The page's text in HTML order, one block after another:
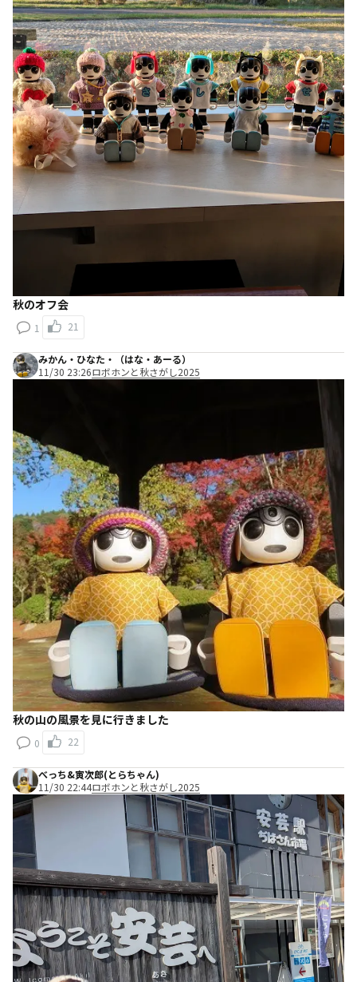
秋のオフ会
1 21
みかん・ひなた・（はな・あーる）
11/30 23:26ロボホンと秋さがし2025
秋の山の風景を見に行きました
0 22
べっち&寅次郎(とらちゃん)
11/30 22:44ロボホンと秋さがし2025